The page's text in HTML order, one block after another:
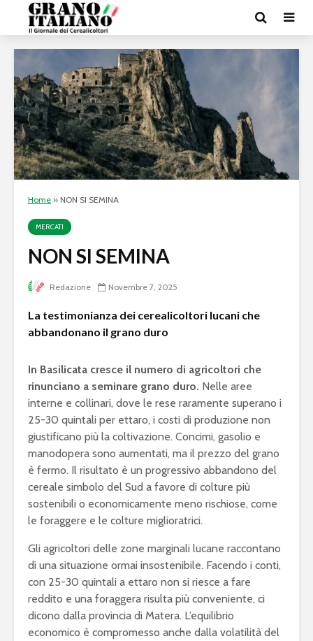
Home » NON SI SEMINA
MERCATI
NON SI SEMINA
Redazione Novembre 7, 2025
La testimonianza dei cerealicoltori lucani che
abbandonano il grano duro
In Basilicata cresce il numero di agricoltori che
rinunciano a seminare grano duro. Nelle aree
interne e collinari, dove le rese raramente superano i
25-30 quintali per ettaro, i costi di produzione non
giustificano più la coltivazione. Concimi, gasolio e
manodopera sono aumentati, ma il prezzo del grano
è fermo. Il risultato è un progressivo abbandono del
cereale simbolo del Sud a favore di colture più
sostenibili o economicamente meno rischiose, come
le foraggere e le colture miglioratrici.
Gli agricoltori delle zone marginali lucane raccontano
di una situazione ormai insostenibile. Facendo i conti,
con 25-30 quintali a ettaro non si riesce a fare
reddito e una foraggera risulta più conveniente, ci
dicono dalla provincia di Matera. L’equilibrio
economico è compromesso anche dalla volatilità del